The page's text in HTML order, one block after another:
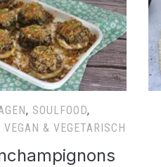
, SOULFOOD,
VEGAN & VEGETARISCH